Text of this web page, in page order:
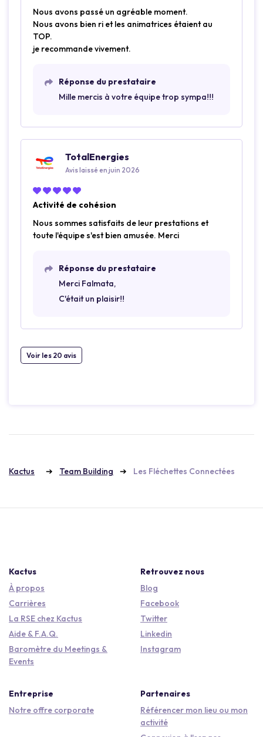
Nous avons passé un agréable moment.
Nous avons bien ri et les animatrices étaient au
TOP.
je recommande vivement.
Réponse du prestataire
Mille mercis à votre équipe trop sympa!!!
TotalEnergies
Avis laissé en juin 2026
Activité de cohésion
Nous sommes satisfaits de leur prestations et
toute l'équipe s'est bien amusée. Merci
Réponse du prestataire
Merci Falmata,
C'était un plaisir!!
Voir les 20 avis
Kactus Team Building Les Fléchettes Connectées
Kactus
À propos
Carrières
La RSE chez Kactus
Aide & F.A.Q.
Baromètre du Meetings &
Events
Retrouvez nous
Blog
Facebook
Twitter
Linkedin
Instagram
Entreprise
Notre offre corporate
Partenaires
Référencer mon lieu ou mon
activité